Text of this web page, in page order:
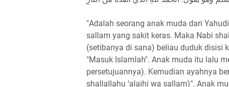
"Adalah seorang anak muda dari
sallam yang sakit keras. Maka Nabi
(setibanya di sana) beliau duduk disisi
"Masuk Islamlah". Anak muda itu lalu
persetujuannya). Kemudian ayahnya
shallallahu ‘alaihi wa sallam)". Anak